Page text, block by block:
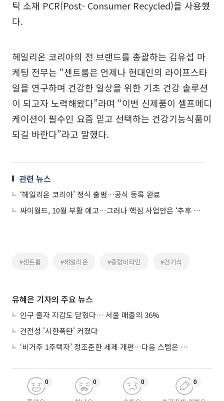
틱 소재 PCR(Post- Consumer Recycled)을 사용했
다.
헤일리온 코리아의 전 브랜드를 총괄하는 김유섭 마
케팅 전무는 “센트룸은 언제나 현대인의 라이프스타
일을 연구하며 건강한 일상을 위한 기초 건강 솔루션
이 되고자 노력해왔다”라며 “이번 신제품이 셀프메디
케이션이 필수인 요즘 믿고 선택하는 건강기능식품이
되길 바란다”라고 말했다.
관련 뉴스
‘헤일리온 코리아’ 정식 출범…공식 등록 완료
싸이월드, 10월 부활 예고…그러나 핵심 사업안은 ‘추후 공개’
#센트룸 #헤일리온 #종합비타민 #건기식
유혜은 기자의 주요 뉴스
인구 줄자 지갑도 닫혔다… 서울 매출의 36%
건전성 '시한폭탄' 커졌다
‘비거주 1주택자’ 정조준한 세제 개편…다음 스텝은 금융 대책
0 0 0 0